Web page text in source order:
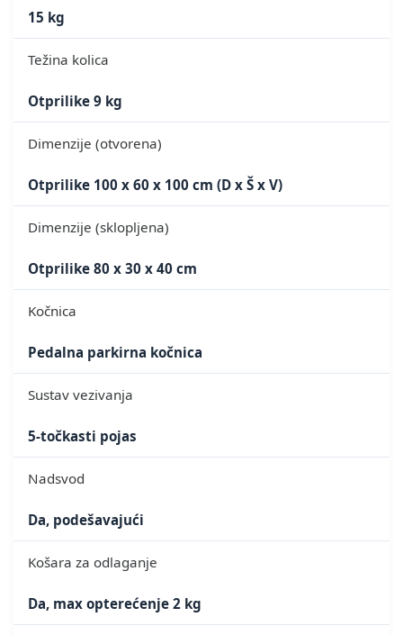
15 kg
Težina kolica
Otprilike 9 kg
Dimenzije (otvorena)
Otprilike 100 x 60 x 100 cm (D x Š x V)
Dimenzije (sklopljena)
Otprilike 80 x 30 x 40 cm
Kočnica
Pedalna parkirna kočnica
Sustav vezivanja
5-točkasti pojas
Nadsvod
Da, podešavajući
Košara za odlaganje
Da, max opterećenje 2 kg